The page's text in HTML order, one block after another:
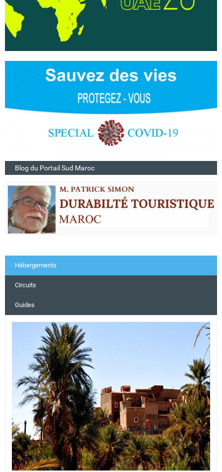
Blog du Portail Sud Maroc
Hébergements
Circuits
Guides